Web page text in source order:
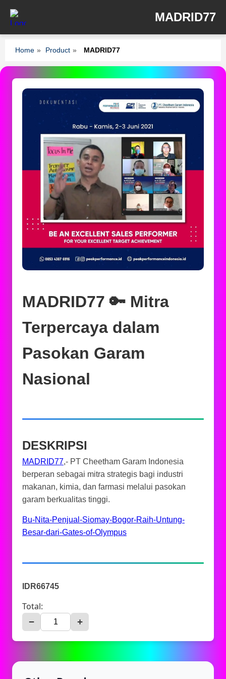
MADRID77
Home » Product » MADRID77
MADRID77 🔑 Mitra
Terpercaya dalam
Pasokan Garam
Nasional
DESKRIPSI
MADRID77,- PT Cheetham Garam Indonesia
berperan sebagai mitra strategis bagi industri
makanan, kimia, dan farmasi melalui pasokan
garam berkualitas tinggi.
Bu-Nita-Penjual-Siomay-Bogor-Raih-Untung-
Besar-dari-Gates-of-Olympus
IDR66745
Total:
− +